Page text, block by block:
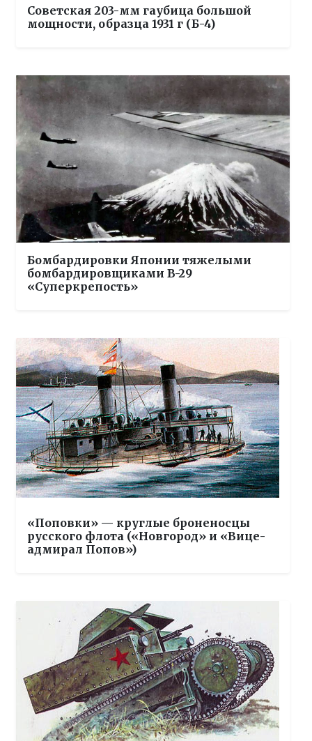
Советская 203-мм гаубица большой
мощности, образца 1931 г (Б-4)
Бомбардировки Японии тяжелыми
бомбардировщиками B-29
«Суперкрепость»
«Поповки» — круглые броненосцы
русского флота («Новгород» и «Вице-
адмирал Попов»)